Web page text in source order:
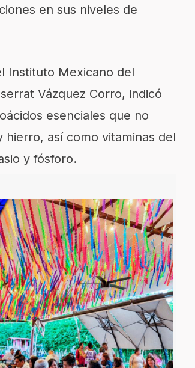
en sus niveles de
Instituto Mexicano del
Vázquez Corro, indicó
esenciales que no
hierro, así como vitaminas del
y fósforo.